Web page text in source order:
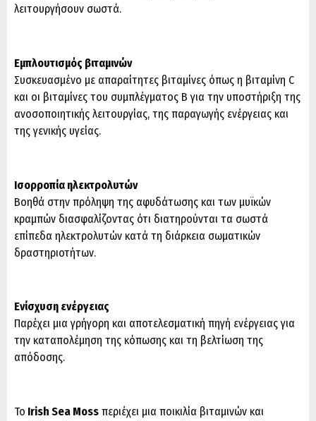
λειτουργήσουν σωστά.
Εμπλουτισμός βιταμινών
Συσκευασμένο με απαραίτητες βιταμίνες όπως η βιταμίνη C
και οι βιταμίνες του συμπλέγματος Β για την υποστήριξη της
ανοσοποιητικής λειτουργίας, της παραγωγής ενέργειας και
της γενικής υγείας.
Ισορροπία ηλεκτρολυτών
Βοηθά στην πρόληψη της αφυδάτωσης και των μυϊκών
κραμπών διασφαλίζοντας ότι διατηρούνται τα σωστά
επίπεδα ηλεκτρολυτών κατά τη διάρκεια σωματικών
δραστηριοτήτων.
Ενίσχυση ενέργειας
Παρέχει μια γρήγορη και αποτελεσματική πηγή ενέργειας για
την καταπολέμηση της κόπωσης και τη βελτίωση της
απόδοσης.
Το Irish Sea Moss περιέχει μια ποικιλία βιταμινών και